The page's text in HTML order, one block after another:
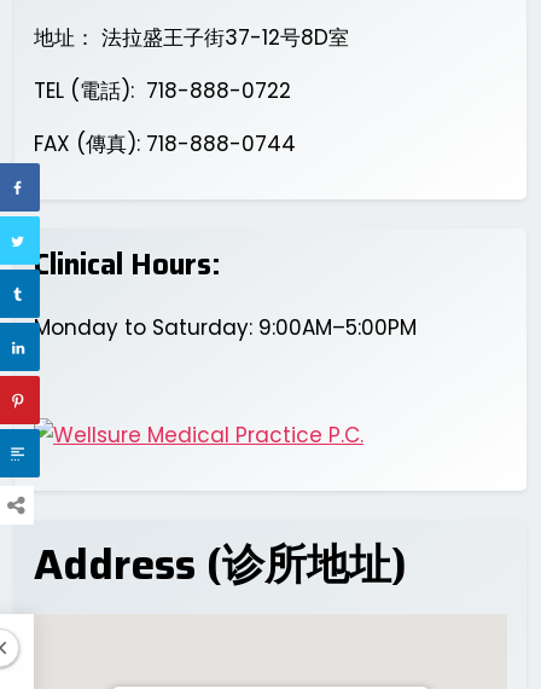
地址： 法拉盛王子街37-12号8D室
TEL (電話): 718-888-0722
FAX (傳真): 718-888-0744
Clinical Hours:
Monday to Saturday: 9:00AM–5:00PM
Address (诊所地址)